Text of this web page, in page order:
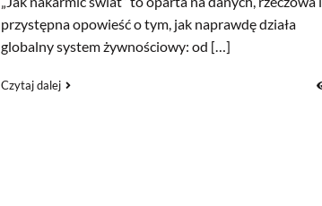
przystępna opowieść o tym, jak naprawdę działa
globalny system żywnościowy: od […]
Czytaj dalej